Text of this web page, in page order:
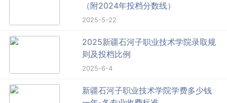
（附2024年投档分数线）
2025-5-22
2025新疆石河子职业技术学院录取规
则及投档比例
2025-6-4
新疆石河子职业技术学院学费多少钱